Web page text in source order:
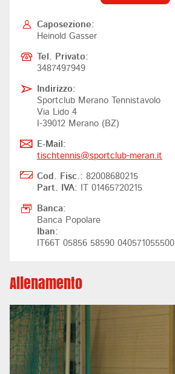
Caposezione:
Heinold Gasser
Tel. Privato:
3487497949
Indirizzo:
Sportclub Merano Tennistavolo
Via Lido 4
I-39012 Merano (BZ)
E-Mail:
tischtennis@sportclub-meran.it
Cod. Fisc.: 82008680215
Part. IVA:
IT 01465720215
Banca:
Banca Popolare
Iban:
IT66T 05856 58590 040571055500
Allenamento